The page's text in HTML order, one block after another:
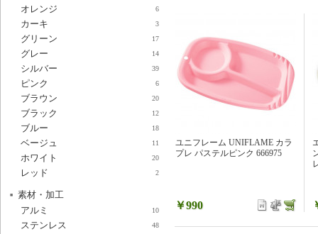
ユニフレーム UNIFLAME カラ
プレ パステルピンク 666975
￥990
オレンジ 6
カーキ 3
グリーン 17
グレー 14
シルバー 39
ピンク 6
ブラウン 20
ブラック 12
ブルー 18
ベージュ 11
ホワイト 20
レッド 2
素材・加工
アルミ
10
ステンレス 48